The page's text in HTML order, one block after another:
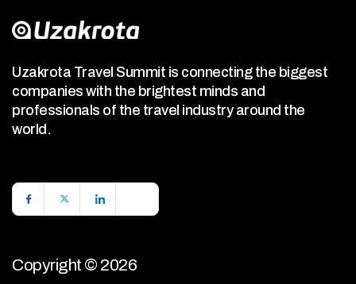
Uzakrota Travel Summit is connecting the biggest
companies with the brightest minds and
professionals of the travel industry around the
world.
Copyright © 2026